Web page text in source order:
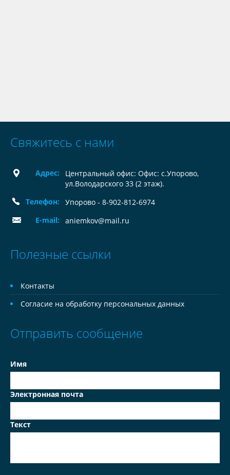
Свяжитесь с нами
Адрес:
Центральный офис: Офис: с.Упорово,
ул.Володарского 33 (2 этаж).
Телефон:
Упорово - 8-902-812-6974
E-mail:
aniemkov@mail.ru
Полезные ссылки
Контакты
Согласие на обработку персональных данных
Отправить сообщение
Имя
Электронная почта
Текст